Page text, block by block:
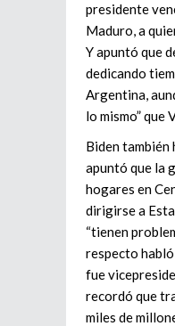
presidente
Maduro, a
Y apuntó que
dedicando
Argentina,
lo mismo” que
Biden también
apuntó que la
hogares en
dirigirse a
“tienen
respecto
fue
recordó que
miles de